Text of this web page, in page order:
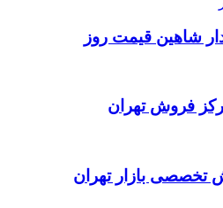
شاهین قیمت روز
فروش تهران
تخصصی بازار تهران